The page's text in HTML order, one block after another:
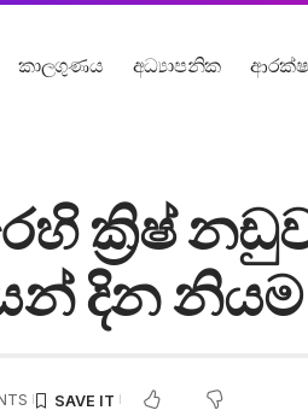
කාලගුණය අධ්‍යාපනික
ක්‍රිෂ්
දින